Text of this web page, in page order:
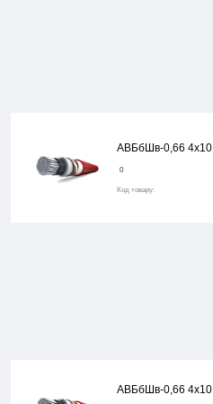
АВБбШв-0,66 4х10
0
Код товару:
АВБбШв-0,66 4х10